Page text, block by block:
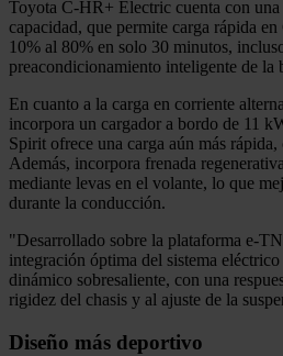
Toyota C-HR+ Electric cuenta con
capacidad, que permite carga rápida
10% al 80% en solo 30 minutos,
preacondicionamiento inteligente de la
En cuanto a la carga en corriente
incorpora un cargador a bordo de 11
Spirit ofrece una carga aún más
Además, incorpora frenada
mediante levas en el volante, lo que
durante la conducción.
"Desarrollado sobre la plataforma e-
integración óptima del sistema
dinámico sobresaliente, con una
rigidez del chasis y al ajuste de la
Diseño más deportivo